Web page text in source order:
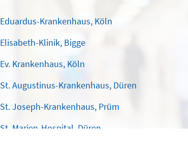
Eduardus-Krankenhaus, Köln
Elisabeth-Klinik, Bigge
Ev. Krankenhaus, Köln
St. Augustinus-Krankenhaus, Düren
St. Joseph-Krankenhaus, Prüm
St. Marien-Hospital, Düren